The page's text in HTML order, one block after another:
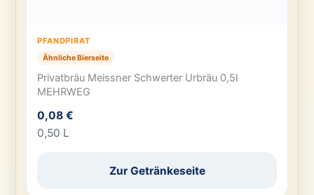
PFANDPIRAT
Ähnliche Bierseite
Privatbräu Meissner Schwerter Urbräu 0,5l
MEHRWEG
0,08 €
0,50 L
Zur Getränkeseite